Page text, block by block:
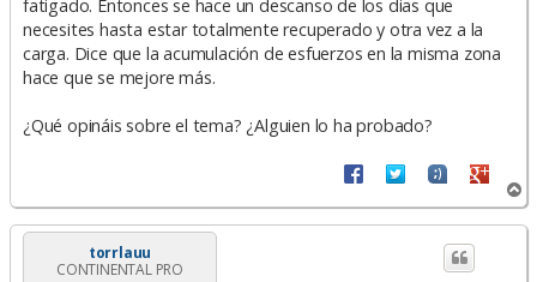
fatigado. Entonces se hace un descanso de los dias que
necesites hasta estar totalmente recuperado y otra vez a la
carga. Dice que la acumulación de esfuerzos en la misma zona
hace que se mejore más.
¿Qué opináis sobre el tema? ¿Alguien lo ha probado?
r
r
torrlauu
CONTINENTAL PRO